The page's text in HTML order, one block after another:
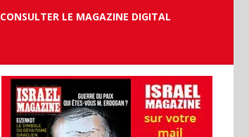
CONSULTER LE MAGAZINE DIGITAL